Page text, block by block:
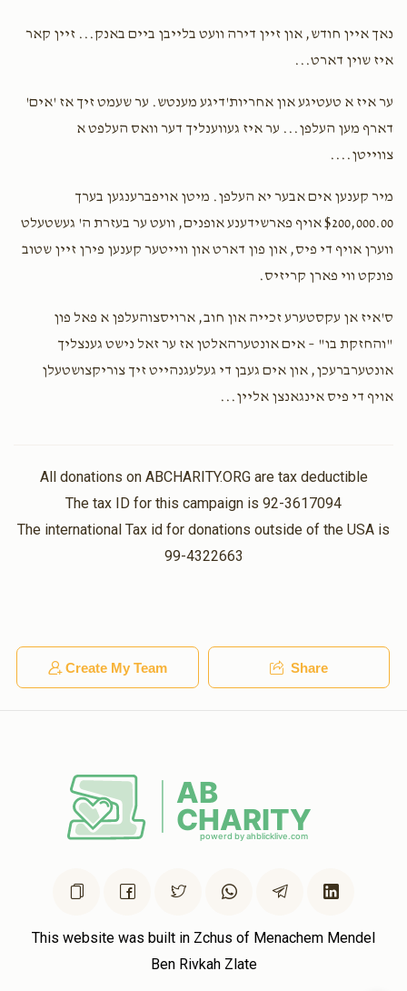
נאך איין חודש, און זיין דירה וועט בלייבן ביים באנק... זיין קאר
איז שוין דארט...
ער איז א טעטיגע און אחריות'דיגע מענטש. ער שעמט זיך אז 'אים'
דארף מען העלפן... ער איז געווענליך דער וואס העלפט א
צווייטן....
מיר קענען אים אבער יא העלפן. מיטן אויפברענגען בערך
$200,000.00 אויף פארשידענע אופנים, וועט ער בעזרת ה' געשטעלט
ווערן אויף די פיס, און פון דארט און ווייטער קענען פירן זיין שטוב
פונקט ווי פארן קריזיס.
ס'איז אן עקסטערע זכייה און חוב, ארויסצוהעלפן א פאל פון
"והחזקת בו" – אים אונטערהאלטן אז ער זאל נישט גענצליך
אונטערברעכן, און אים געבן די געלעגנהייט זיך צוריקצושטעלן
אויף די פיס אינגאנצן אליין...
All donations on ABCHARITY.ORG are tax deductible
The tax ID for this campaign is 92-3617094
The international Tax id for donations outside of the USA is
99-4322663
Create My Team Share
This website was built in Zchus of Menachem Mendel
Ben Rivkah Zlate